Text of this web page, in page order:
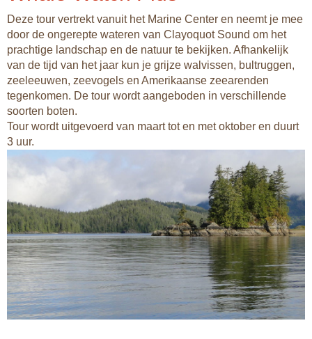
Deze tour vertrekt vanuit het Marine Center en neemt je mee
door de ongerepte wateren van Clayoquot Sound om het
prachtige landschap en de natuur te bekijken. Afhankelijk
van de tijd van het jaar kun je grijze walvissen, bultruggen,
zeeleeuwen, zeevogels en Amerikaanse zeearenden
tegenkomen. De tour wordt aangeboden in verschillende
soorten boten.
Tour wordt uitgevoerd van maart tot en met oktober en duurt
3 uur.